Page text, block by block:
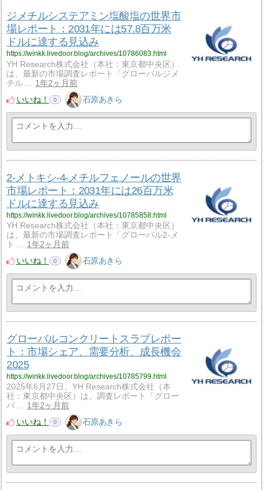
ジメチルシステアミン塩酸塩の世界市
場レポート：2031年には57.8百万米
ドルに達する見込み
https://winkk.livedoor.blog/archives/10786083.html
YH Research株式会社（本社：東京都中央区）
は、最新の市場調査レポート「グローバルジメ
チル…
1年2ヶ月前
いいね！
0 石原あきら
2-メトキシ-4-メチルフェノールの世界
市場レポート：2031年には26百万米
ドルに達する見込み
https://winkk.livedoor.blog/archives/10785858.html
YH Research株式会社（本社：東京都中央区）
は、最新の市場調査レポート「グローバル2-メ
ト…
1年2ヶ月前
いいね！
0 石原あきら
グローバルコンクリートスラブレポー
ト：市場シェア、需要分析、成長機会
2025
https://winkk.livedoor.blog/archives/10785799.html
2025年6月27日、YH Research株式会社（本
社：東京都中央区）は、調査レポート「グロー
バ…
1年2ヶ月前
いいね！
0 石原あきら